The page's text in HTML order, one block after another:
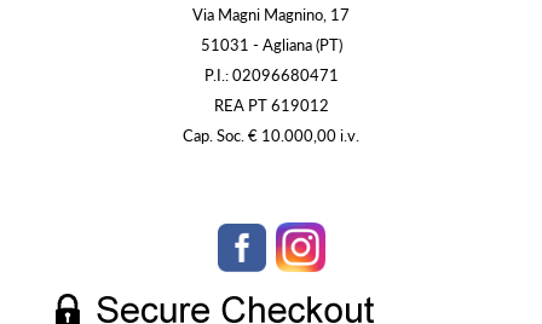
Via Magni Magnino, 17
51031 - Agliana (PT)
P.I.: 02096680471
REA PT 619012
Cap. Soc. € 10.000,00 i.v.